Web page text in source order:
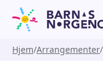
Hjem Arrangementer